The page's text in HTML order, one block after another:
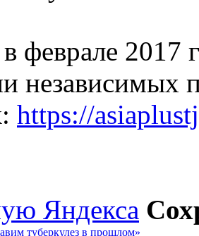
феврале 2017
независимых
https://
Яндекса
туберкулез в прошлом»